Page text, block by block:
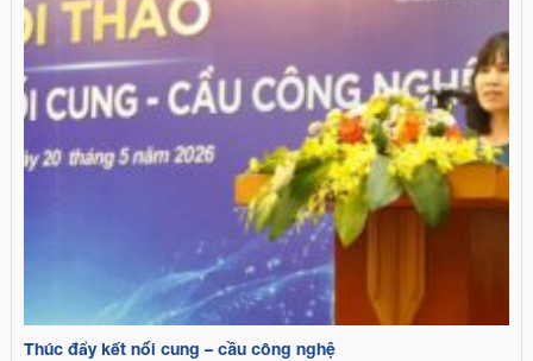
Thúc đẩy kết nối cung – cầu công nghệ